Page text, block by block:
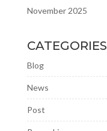
November 2025
CATEGORIES
Blog
News
Post